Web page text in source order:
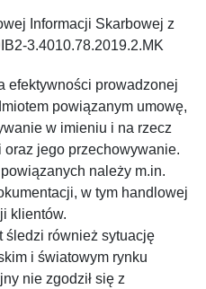
Informacji Skarbowej z
3.4010.78.2019.2.MK
efektywności prowadzonej
powiązanym umowę,
w imieniu i na rzecz
oraz jego przechowywanie.
należy m.in.
w tym handlowej
klientów.
śledzi również sytuację
i światowym rynku
nie zgodził się z